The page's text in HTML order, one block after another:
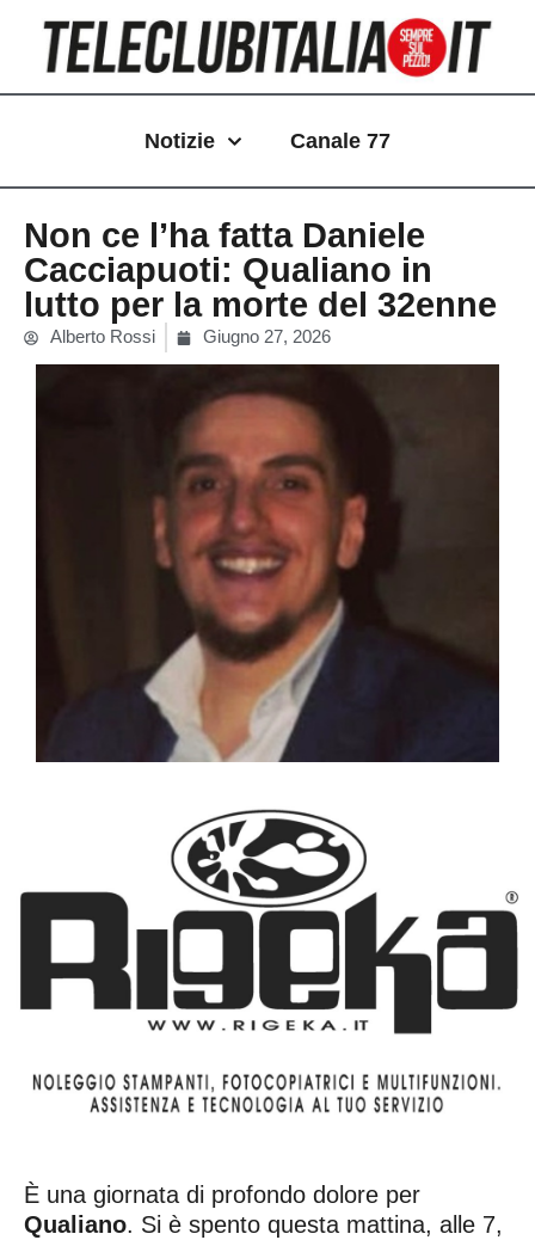
contenuto
Notizie Canale 77
Non ce l’ha fatta Daniele
Cacciapuoti: Qualiano in
lutto per la morte del 32enne
Alberto Rossi Giugno 27, 2026
È una giornata di profondo dolore per
Qualiano. Si è spento questa mattina, alle 7,